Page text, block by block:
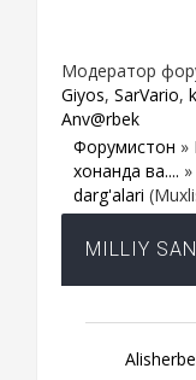
Модератор
Giyos, SarVario,
Anv@rbek
Форумистон »
хонанда ва.... »
darg'alari
MILLIY